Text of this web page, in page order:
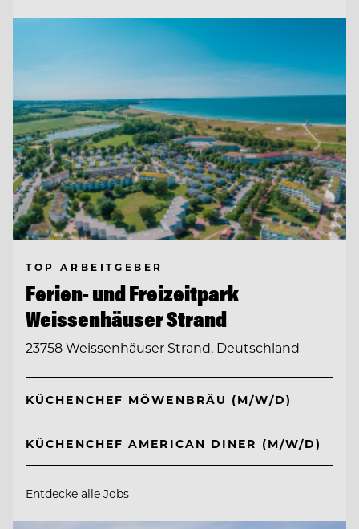
TOP ARBEITGEBER
Ferien- und Freizeitpark
Weissenhäuser Strand
23758 Weissenhäuser Strand, Deutschland
KÜCHENCHEF MÖWENBRÄU (M/W/D)
KÜCHENCHEF AMERICAN DINER (M/W/D)
Entdecke alle Jobs